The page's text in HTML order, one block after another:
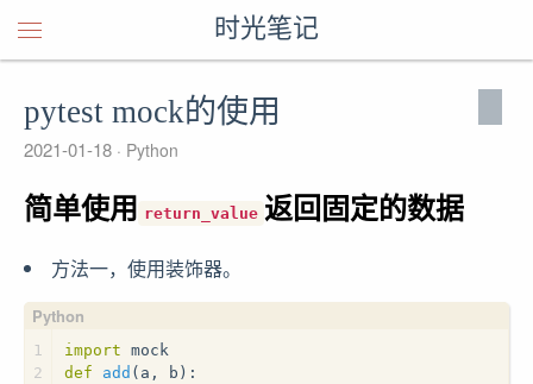
时光笔记
pytest mock的使用
2021-01-18 Python
简单使用 return_value 返回固定的数据
方法一，使用装饰器。
1
2
import mock
def
add ( a, b ):